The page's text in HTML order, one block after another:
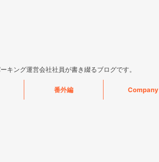
キング運営会社社員が書き綴るブログです。
番外編 Company